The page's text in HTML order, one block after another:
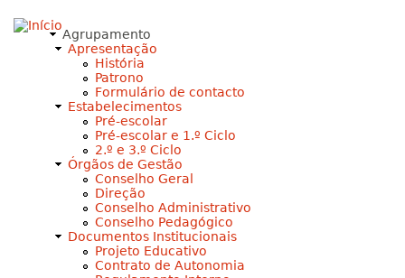
Agrupamento
Apresentação
História
Patrono
Formulário de contacto
Estabelecimentos
Pré-escolar
Pré-escolar e 1.º Ciclo
2.º e 3.º Ciclo
Órgãos de Gestão
Conselho Geral
Direção
Conselho Administrativo
Conselho Pedagógico
Documentos Institucionais
Projeto Educativo
Contrato de Autonomia